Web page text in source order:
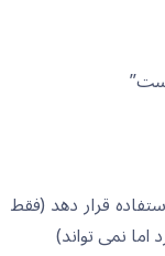
قرار دهد (فقط
نمی تواند)